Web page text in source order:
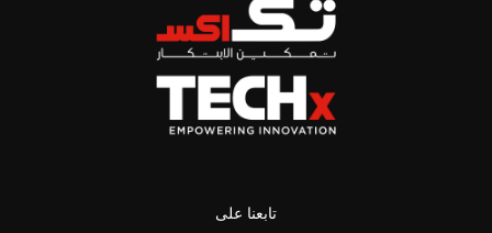
تابعنا على